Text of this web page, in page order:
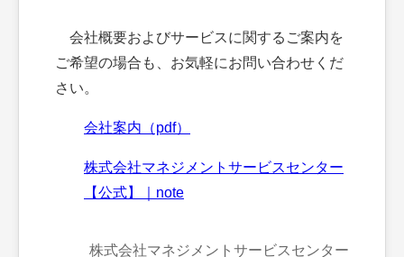
会社概要およびサービスに関するご案内を
ご希望の場合も、お気軽にお問い合わせくだ
さい。
会社案内（pdf）
株式会社マネジメントサービスセンター
【公式】｜note
株式会社マネジメントサービスセンター